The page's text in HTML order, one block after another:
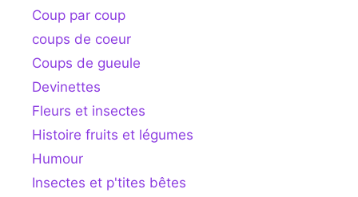
Coup par coup
coups de coeur
Coups de gueule
Devinettes
Fleurs et insectes
Histoire fruits et légumes
Humour
Insectes et p'tites bêtes